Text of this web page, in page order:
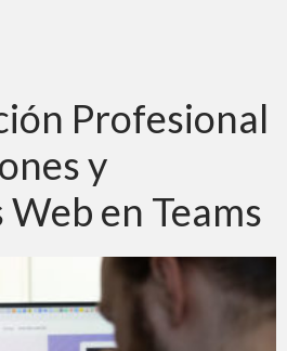
Profesional
y
en Teams